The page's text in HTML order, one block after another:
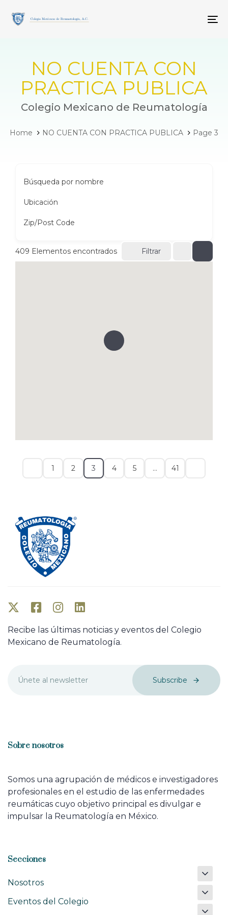
links
primary
NO CUENTA CON
PRACTICA PUBLICA
Colegio Mexicano de Reumatología
Home NO CUENTA CON PRACTICA PUBLICA Page 3
Búsqueda por nombre
Ubicación
Zip/Post Code
409 Elementos encontrados Filtrar
1 2 3 4 5 … 41
Recibe las últimas noticias y eventos del Colegio
Mexicano de Reumatología.
Subscribe
Sobre nosotros
Somos una agrupación de médicos e investigadores
profesionales en el estudio de las enfermedades
reumáticas cuyo objetivo principal es divulgar e
impulsar la Reumatología en México.
Secciones
Nosotros
Eventos del Colegio